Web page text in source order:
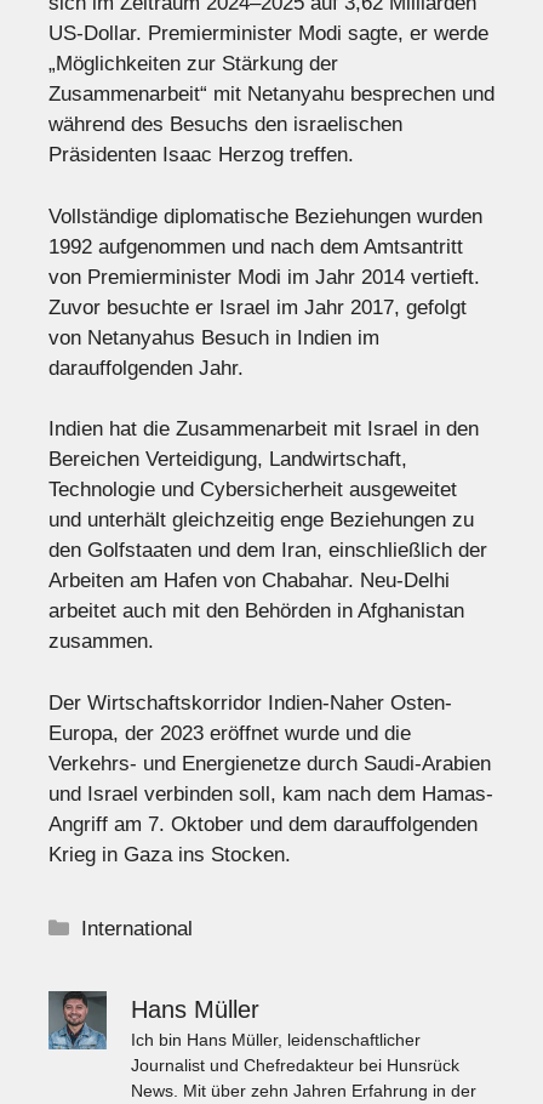
US-Dollar. Premierminister Modi sagte, er werde
„Möglichkeiten zur Stärkung der
Zusammenarbeit“ mit Netanyahu besprechen und
während des Besuchs den israelischen
Präsidenten Isaac Herzog treffen.
Vollständige diplomatische Beziehungen wurden
1992 aufgenommen und nach dem Amtsantritt
von Premierminister Modi im Jahr 2014 vertieft.
Zuvor besuchte er Israel im Jahr 2017, gefolgt
von Netanyahus Besuch in Indien im
darauffolgenden Jahr.
Indien hat die Zusammenarbeit mit Israel in den
Bereichen Verteidigung, Landwirtschaft,
Technologie und Cybersicherheit ausgeweitet
und unterhält gleichzeitig enge Beziehungen zu
den Golfstaaten und dem Iran, einschließlich der
Arbeiten am Hafen von Chabahar. Neu-Delhi
arbeitet auch mit den Behörden in Afghanistan
zusammen.
Der Wirtschaftskorridor Indien-Naher Osten-
Europa, der 2023 eröffnet wurde und die
Verkehrs- und Energienetze durch Saudi-Arabien
und Israel verbinden soll, kam nach dem Hamas-
Angriff am 7. Oktober und dem darauffolgenden
Krieg in Gaza ins Stocken.
Kategorien
International
Hans Müller
Ich bin Hans Müller, leidenschaftlicher
Journalist und Chefredakteur bei Hunsrück
News. Mit über zehn Jahren Erfahrung in der